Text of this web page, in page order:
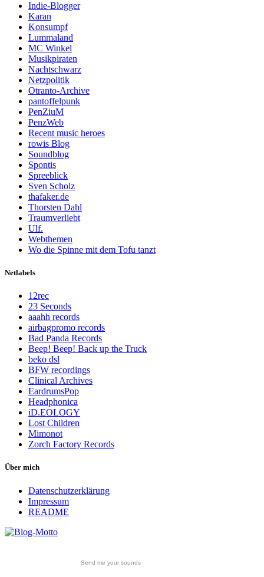
Indie-Blogger
Karan
Konsumpf
Lummaland
MC Winkel
Musikpiraten
Nachtschwarz
Netzpolitik
Otranto-Archive
pantoffelpunk
PenZiuM
PenzWeb
Recent music heroes
rowis Blog
Soundblog
Spontis
Spreeblick
Sven Scholz
thafaker.de
Thorsten Dahl
Traumverliebt
Ulf.
Webthemen
Wo die Spinne mit dem Tofu tanzt
Netlabels
12rec
23 Seconds
aaahh records
airbagpromo records
Bad Panda Records
Beep! Beep! Back up the Truck
beko dsl
BFW recordings
Clinical Archives
EardrumsPop
Headphonica
iD.EOLOGY
Lost Children
Mimonot
Zorch Factory Records
Über mich
Datenschutzerklärung
Impressum
README
Send me your sounds